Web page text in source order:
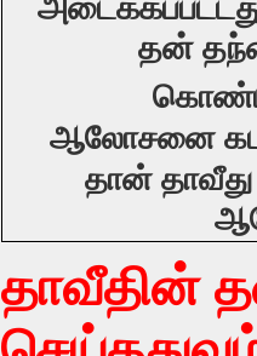
தன்
ஆலோசனை
தான்
தாவீதின்